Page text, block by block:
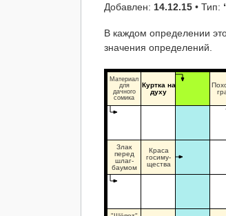
Добавлен: 14.12.15 • Тип:
В каждом определении
значения определений.
Материал
для
дачного
сомика
Куртка на
духу
Злак
перед
шлаг-
баумом
Краса
госиму-
щества